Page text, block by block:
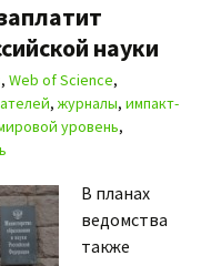
науки
, Web of Science,
, журналы, импакт-
уровень,
В планах
ведомства
также